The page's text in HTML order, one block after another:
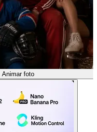
Animar foto